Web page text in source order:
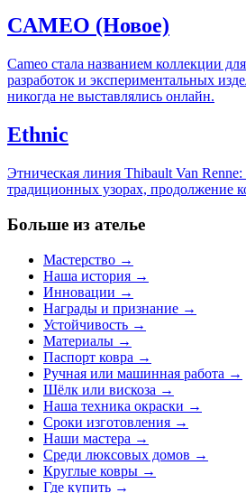
CAMEO (Новое)
Cameo стала названием коллекции
разработок и экспериментальных
никогда не выставлялись онлайн.
Ethnic
Этническая линия Thibault Van
традиционных узорах, продолжение
Больше из ателье
Мастерство →
Наша история →
Инновации →
Награды и признание →
Устойчивость →
Материалы →
Паспорт ковра →
Ручная или машинная работа →
Шёлк или вискоза →
Наша техника окраски →
Сроки изготовления →
Наши мастера →
Среди люксовых домов →
Круглые ковры →
Где купить →